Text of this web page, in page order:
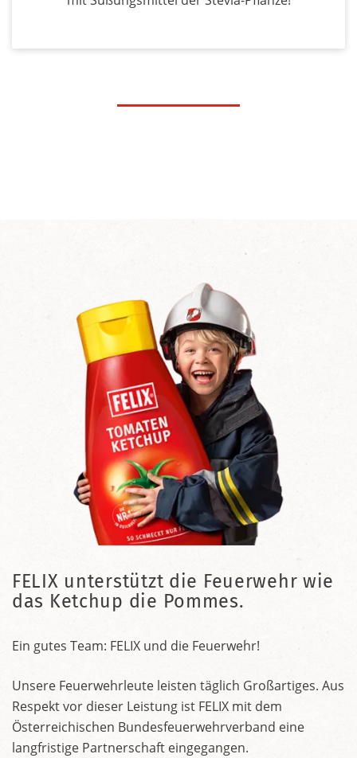
FELIX unterstützt die Feuerwehr wie
das Ketchup die Pommes.
Ein gutes Team: FELIX und die Feuerwehr!
Unsere Feuerwehrleute leisten täglich Großartiges. Aus
Respekt vor dieser Leistung ist FELIX mit dem
Österreichischen Bundesfeuerwehrverband eine
langfristige Partnerschaft eingegangen.